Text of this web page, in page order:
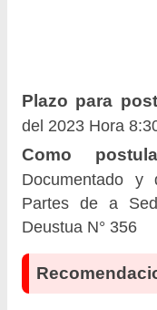
Plazo para
del 2023 Hora
Como
Documentado
Partes de a
Deustua N° 356